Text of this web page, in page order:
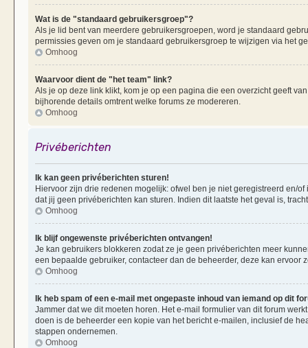
Wat is de "standaard gebruikersgroep"?
Als je lid bent van meerdere gebruikersgroepen, word je standaard
permissies geven om je standaard gebruikersgroep te wijzigen via het
Omhoog
Waarvoor dient de "het team" link?
Als je op deze link klikt, kom je op een pagina die een overzicht geeft
bijhorende details omtrent welke forums ze modereren.
Omhoog
Privéberichten
Ik kan geen privéberichten sturen!
Hiervoor zijn drie redenen mogelijk: ofwel ben je niet geregistreerd en/
dat jij geen privéberichten kan sturen. Indien dit laatste het geval is,
Omhoog
Ik blijf ongewenste privéberichten ontvangen!
Je kan gebruikers blokkeren zodat ze je geen privéberichten meer
een bepaalde gebruiker, contacteer dan de beheerder, deze kan ervoor
Omhoog
Ik heb spam of een e-mail met ongepaste inhoud van iemand op dit
Jammer dat we dit moeten horen. Het e-mail formulier van dit forum
doen is de beheerder een kopie van het bericht e-mailen, inclusief de
stappen ondernemen.
Omhoog